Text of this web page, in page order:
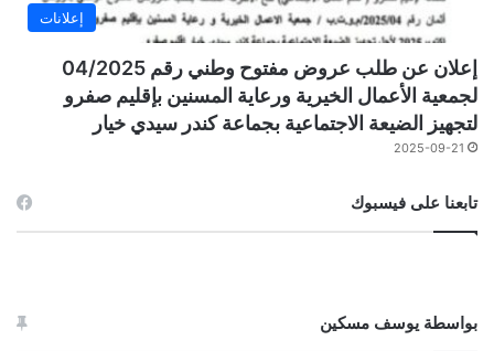
إعلانات
إعلان عن طلب عروض مفتوح وطني رقم 04/2025
لجمعية الأعمال الخيرية ورعاية المسنين بإقليم صفرو
لتجهيز الضيعة الاجتماعية بجماعة كندر سيدي خيار
2025-09-21
تابعنا على فيسبوك
بواسطة يوسف مسكين